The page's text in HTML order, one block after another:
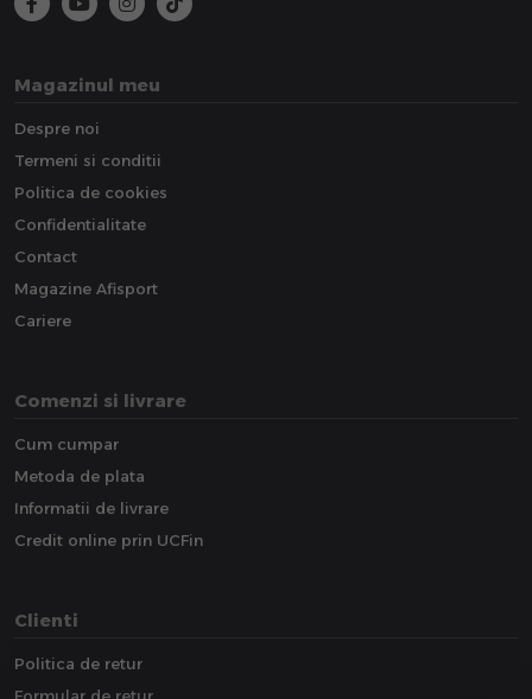
Magazinul meu
Despre noi
Termeni si conditii
Politica de cookies
Confidentialitate
Contact
Magazine Afisport
Cariere
Comenzi si livrare
Cum cumpar
Metoda de plata
Informatii de livrare
Credit online prin UCFin
Clienti
Politica de retur
Formular de retur